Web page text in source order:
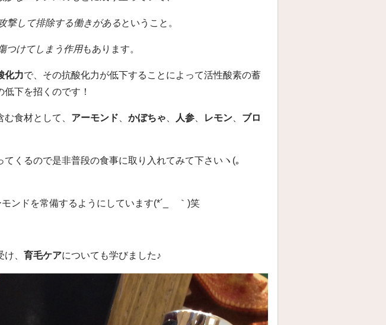
撃して排除する働きがあるということ。
つけてしまう作用もあります。
化力で、その抗酸化力が低下することによって活性酸素の蓄
下を招くのです！
食材として、 アーモンド 、かぼちゃ 人参 レモン
ブロ
くるので是非普段の食事に取り入れてみて下さいヽ(｡
ンドを常備するようにしています(*´_ゝ｀)笑
け、育毛ケアについても学びました♪